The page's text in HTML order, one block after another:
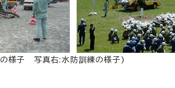
様子 写真右:水防訓練の様子)